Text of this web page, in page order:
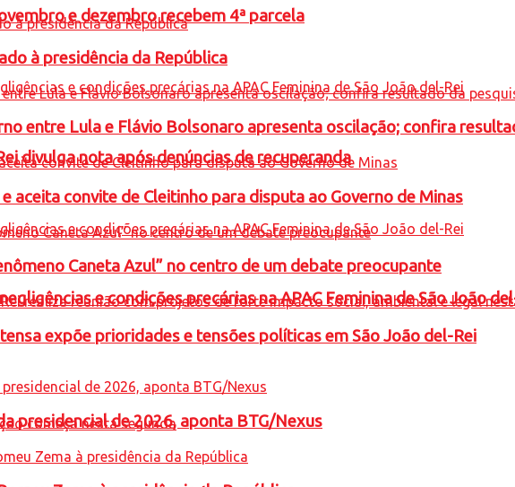
e dezembro recebem 4ª parcela
divulga nota após denúncias de recuperanda
e condições precárias na APAC Feminina de São João
à presidência da República
entre Lula e Flávio Bolsonaro apresenta oscilação; confira
aceita convite de Cleitinho para disputa ao Governo de Minas
Caneta Azul” no centro de um debate preocupante
expõe prioridades e tensões políticas em São João del-Rei
presidencial de 2026, aponta BTG/Nexus